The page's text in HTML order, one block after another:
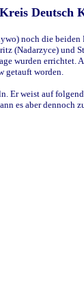
Deutsch
noch die
(Nadarzyce)
wurden errichtet.
getauft worden.
Er weist auf
es aber dennoch